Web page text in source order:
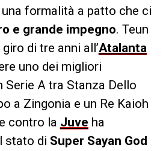
formalità a patto che ci
e grande impegno. Teun
di tre anni all’Atalanta
uno dei migliori
A tra Stanza Dello
a Zingonia e un Re Kaioh
contro la Juve ha
stato di Super Sayan God